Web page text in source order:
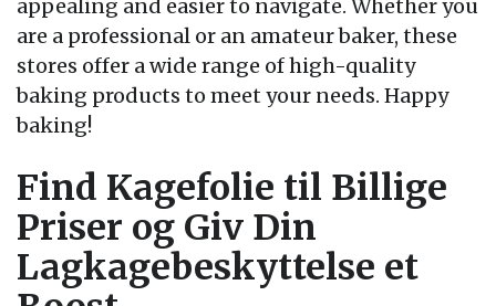
appealing and easier to navigate. Whether you
are a professional or an amateur baker, these
stores offer a wide range of high-quality
baking products to meet your needs. Happy
baking!
Find Kagefolie til Billige
Priser og Giv Din
Lagkagebeskyttelse et